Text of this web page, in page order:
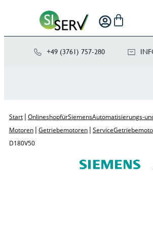
+49 (3761) 757-280 NI
Start | Onlineshop für Siemens Automatisierungs-
Motoren | Getriebemotoren | Service
D180V50